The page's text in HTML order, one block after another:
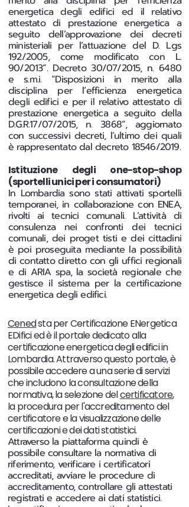
energetica degli edifici ed il relativo
attestato di prestazione energetica a
seguito dell’approvazione dei decreti
ministeriali per l’attuazione del D. Lgs
192/2005, come modificato con L.
90/2013”. Decreto 30/07/2015, n. 6480
e s.m.i. “Disposizioni in merito alla
disciplina per l’efficienza energetica
degli edifici e per il relativo attestato di
prestazione energetica a seguito della
D.G.R.17/07/2015, n. 3868”, aggiornato
con successivi decreti, l’ultimo dei quali
è rappresentato dal decreto 18546/2019.
Istituzione degli one-stop-shop
(sportelli unici per i consumatori)
In Lombardia sono stati attivati sportelli
temporanei, in collaborazione con ENEA,
rivolti ai tecnici comunali. L’attività di
consulenza nei confronti dei tecnici
comunali, dei proget tisti e dei cittadini
è poi proseguita mediante la possibilità
di contatto diretto con gli uffici regionali
e di ARIA spa, la società regionale che
gestisce il sistema per la certificazione
energetica degli edifici.
Cenedsta per Certificazione ENergetica
EDifici ed è il portale dedicato alla
certificazione energetica degli edifici in
Lombardia. Attraverso questo portale, è
possibile accedere a una serie di servizi
che includono la consultazione della
normativa, la selezione delcertificatore,
la procedura per l'accreditamento del
certificatore e la visualizzazione delle
certificazioni e dei dati statistici.
Attraverso la piattaforma quindi è
possibile consultare la normativa di
riferimento, verificare i certificatori
accreditati, avviare le procedure di
accreditamento, controllare gli attestati
registrati e accedere ai dati statistici.